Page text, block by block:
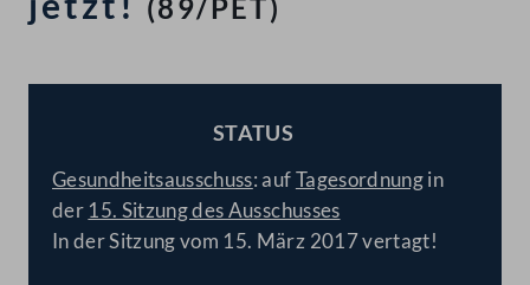
(89/PET)
STATUS
Gesundheitsausschuss: aufTagesordnungin
der 15. Sitzung des Ausschusses
In der Sitzung vom 15. März 2017 vertagt!